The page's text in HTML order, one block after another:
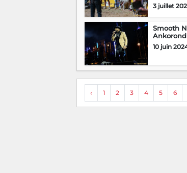
3 juillet
Smooth
10 juin
‹ 1 2 3 4 5 6